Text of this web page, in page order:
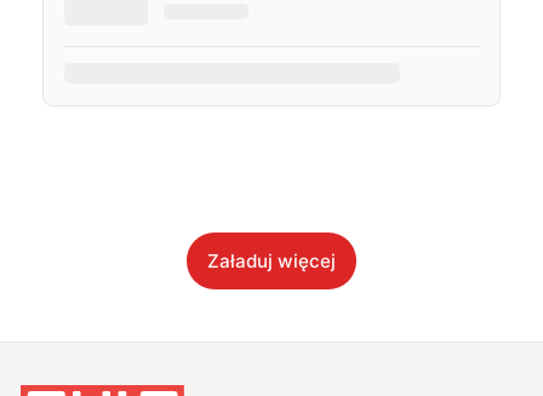
Załaduj więcej